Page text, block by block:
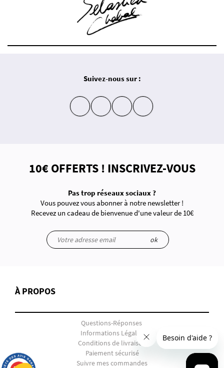
Suivez-nous sur :
insta fb yt in
10€ OFFERTS ! INSCRIVEZ-VOUS
Pas trop réseaux sociaux ?
Vous pouvez vous abonner à notre newsletter !
Recevez un cadeau de bienvenue d'une valeur de 10€
ok
À PROPOS
Questions-Réponses
Informations Légales
Conditions de livraison
Paiement sécurisé
Suivre mes commandes